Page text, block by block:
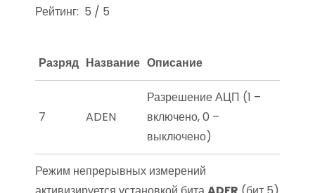
Рейтинг: 5 / 5
Разряд Название Описание
7 ADEN
Разрешение АЦП (1 –
включено, 0 –
выключено)
Режим непрерывных измерений